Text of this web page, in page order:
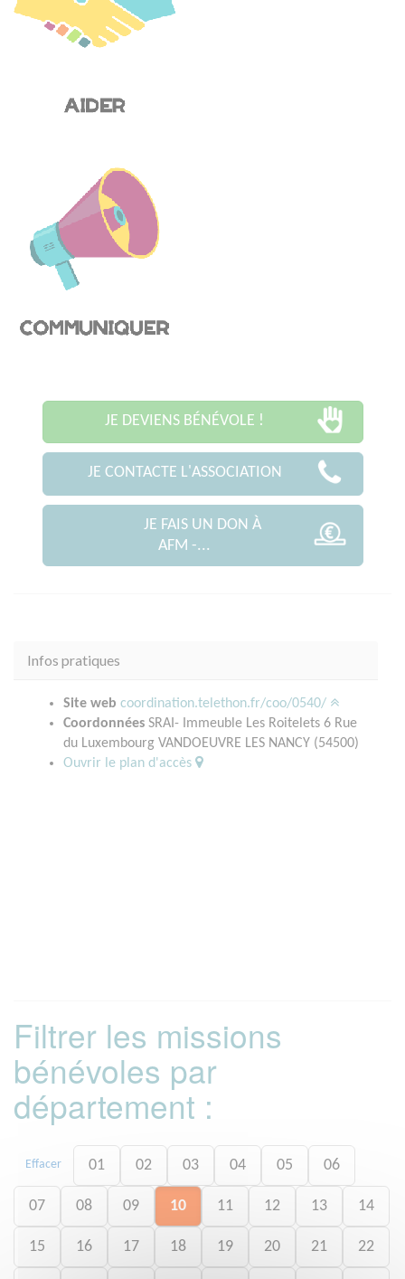
JE DEVIENS BÉNÉVOLE !
JE CONTACTE L'ASSOCIATION
JE FAIS UN DON À
AFM -...
Infos pratiques
Site web coordination.telethon.fr/coo/0540/
Coordonnées SRAI- Immeuble Les Roitelets 6 Rue
du Luxembourg VANDOEUVRE LES NANCY (54500)
Ouvrir le plan d'accès
Filtrer les missions
bénévoles par
département :
Effacer 01 02 03 04 05 06
07 08 09 10 11 12 13 14
15 16 17 18 19 20 21 22